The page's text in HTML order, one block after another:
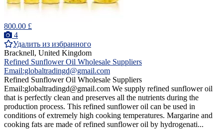
800.00 £
4
Удалить из избранного
Bracknell, United Kingdom
Refined Sunflower Oil Wholesale Suppliers
Email:globaltradingd@gmail.com
Refined Sunflower Oil Wholesale Suppliers
Email:globaltradingd@gmail.com We supply refined sunflower oil
that is perfectly clean and preserves all the nutrients during the
production process. This refined sunflower oil can be used in
conditions of extremely high cooking temperatures. Margarine and
cooking fats are made of refined sunflower oil by hydrogenati...